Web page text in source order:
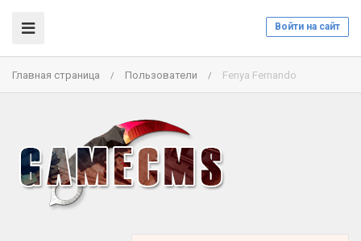
Войти на сайт
Главная страница / Пользователи / Fenya Fernando